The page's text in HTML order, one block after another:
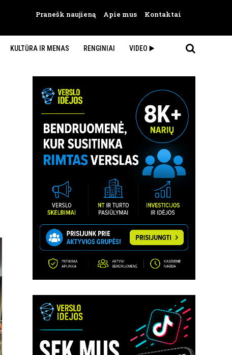
Pranešk naujieną Apie mus Kontaktai
KULTŪRA IR MENAS RENGINIAI VIDEO ▶️